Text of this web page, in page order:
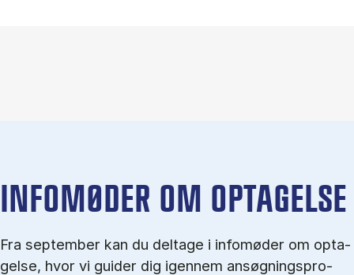
IN­FO­MØ­DER OM OP­TA­GEL­SE
Fra september kan du del­tage i in­fo­mø­der om op­ta­
gel­se, hvor vi gu­i­der dig igen­nem an­søg­nings­pro­